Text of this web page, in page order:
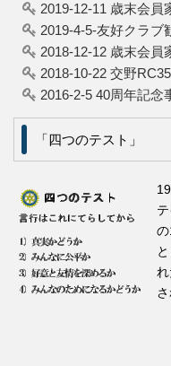
2019-12-11 歳末会員
2019-4-5-友好クラブ
2018-12-12 歳末会員
2018-10-22 交野
2016-2-5 40周年記念
「四つのテスト」